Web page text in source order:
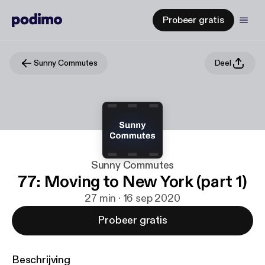
Probeer gratis
Sunny Commutes Deel
Sunny Commutes
77: Moving to New York (part 1)
27 min · 16 sep 2020
Probeer gratis
Beschrijving